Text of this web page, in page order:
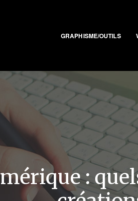
GRAPHISME/OUTILS
: